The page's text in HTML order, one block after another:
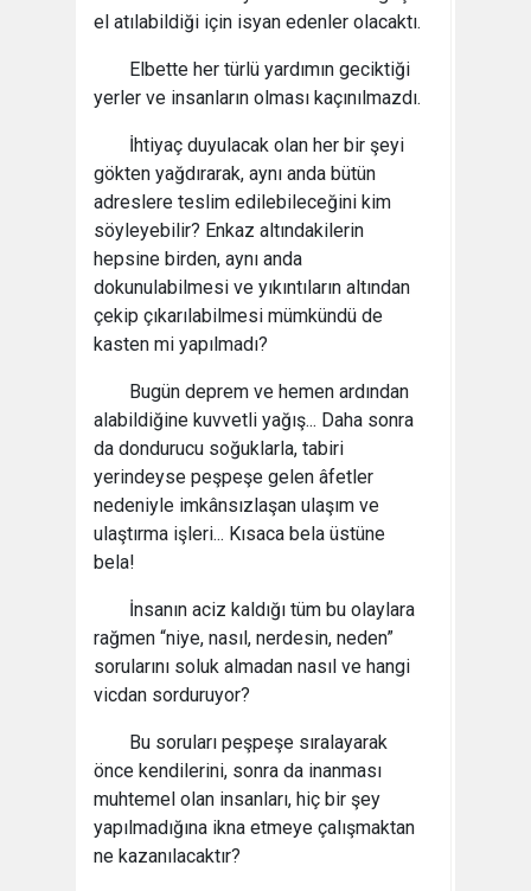
el atılabildiği için isyan edenler olacaktı.
Elbette her türlü yardımın geciktiği
yerler ve insanların olması kaçınılmazdı.
İhtiyaç duyulacak olan her bir şeyi
gökten yağdırarak, aynı anda bütün
adreslere teslim edilebileceğini kim
söyleyebilir? Enkaz altındakilerin
hepsine birden, aynı anda
dokunulabilmesi ve yıkıntıların altından
çekip çıkarılabilmesi mümkündü de
kasten mi yapılmadı?
Bugün deprem ve hemen ardından
alabildiğine kuvvetli yağış... Daha sonra
da dondurucu soğuklarla, tabiri
yerindeyse peşpeşe gelen âfetler
nedeniyle imkânsızlaşan ulaşım ve
ulaştırma işleri... Kısaca bela üstüne
bela!
İnsanın aciz kaldığı tüm bu olaylara
rağmen “niye, nasıl, nerdesin, neden”
sorularını soluk almadan nasıl ve hangi
vicdan sorduruyor?
Bu soruları peşpeşe sıralayarak
önce kendilerini, sonra da inanması
muhtemel olan insanları, hiç bir şey
yapılmadığına ikna etmeye çalışmaktan
ne kazanılacaktır?